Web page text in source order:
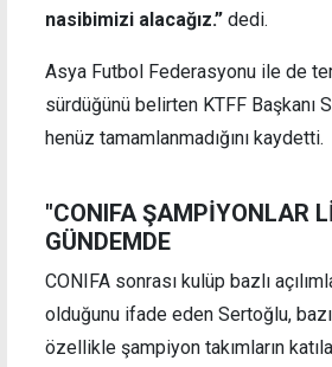
nasibimizi alacağız.” dedi.
Asya Futbol Federasyonu ile de
sürdüğünü belirten KTFF Başkanı
henüz tamamlanmadığını kaydetti.
"CONIFA ŞAMPİYONLAR
GÜNDEMDE
CONIFA sonrası kulüp bazlı
olduğunu ifade eden Sertoğlu,
özellikle şampiyon takımların